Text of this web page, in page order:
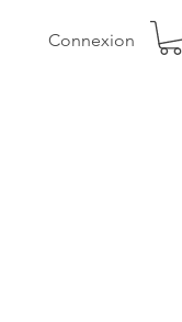
Connexion